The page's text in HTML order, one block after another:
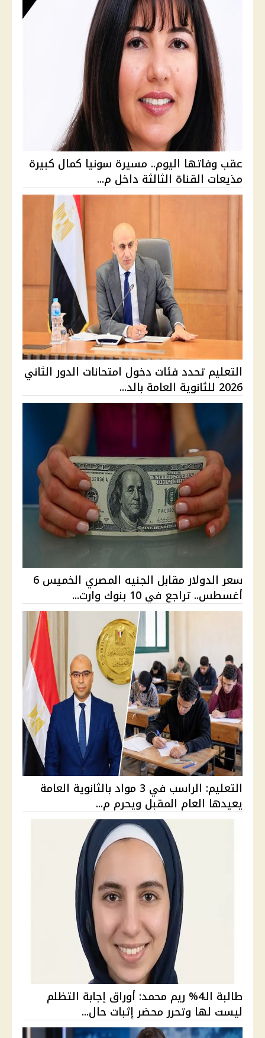
عقب وفاتها اليوم.. مسيرة سونيا كمال كبيرة
مذيعات القناة الثالثة داخل م...
التعليم تحدد فئات دخول امتحانات الدور الثاني
2026 للثانوية العامة بالد...
سعر الدولار مقابل الجنيه المصري الخميس 6
أغسطس.. تراجع في 10 بنوك وارت...
التعليم: الراسب في 3 مواد بالثانوية العامة
يعيدها العام المقبل ويحرم م...
طالبة الـ4% ريم محمد: أوراق إجابة التظلم
ليست لها وتحرر محضر إثبات حال...